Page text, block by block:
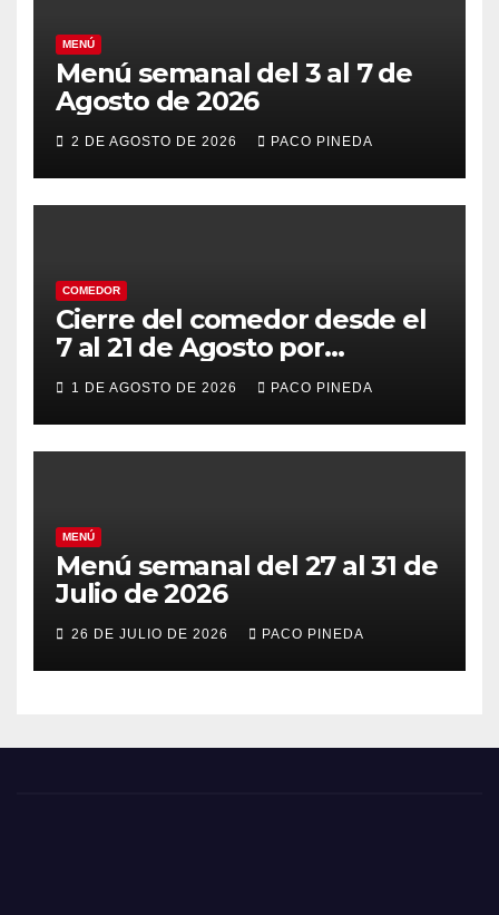
MENÚ
Menú semanal del 3 al 7 de
Agosto de 2026
2 DE AGOSTO DE 2026 PACO PINEDA
COMEDOR
Cierre del comedor desde el
7 al 21 de Agosto por
vacaciones
1 DE AGOSTO DE 2026 PACO PINEDA
MENÚ
Menú semanal del 27 al 31 de
Julio de 2026
26 DE JULIO DE 2026 PACO PINEDA